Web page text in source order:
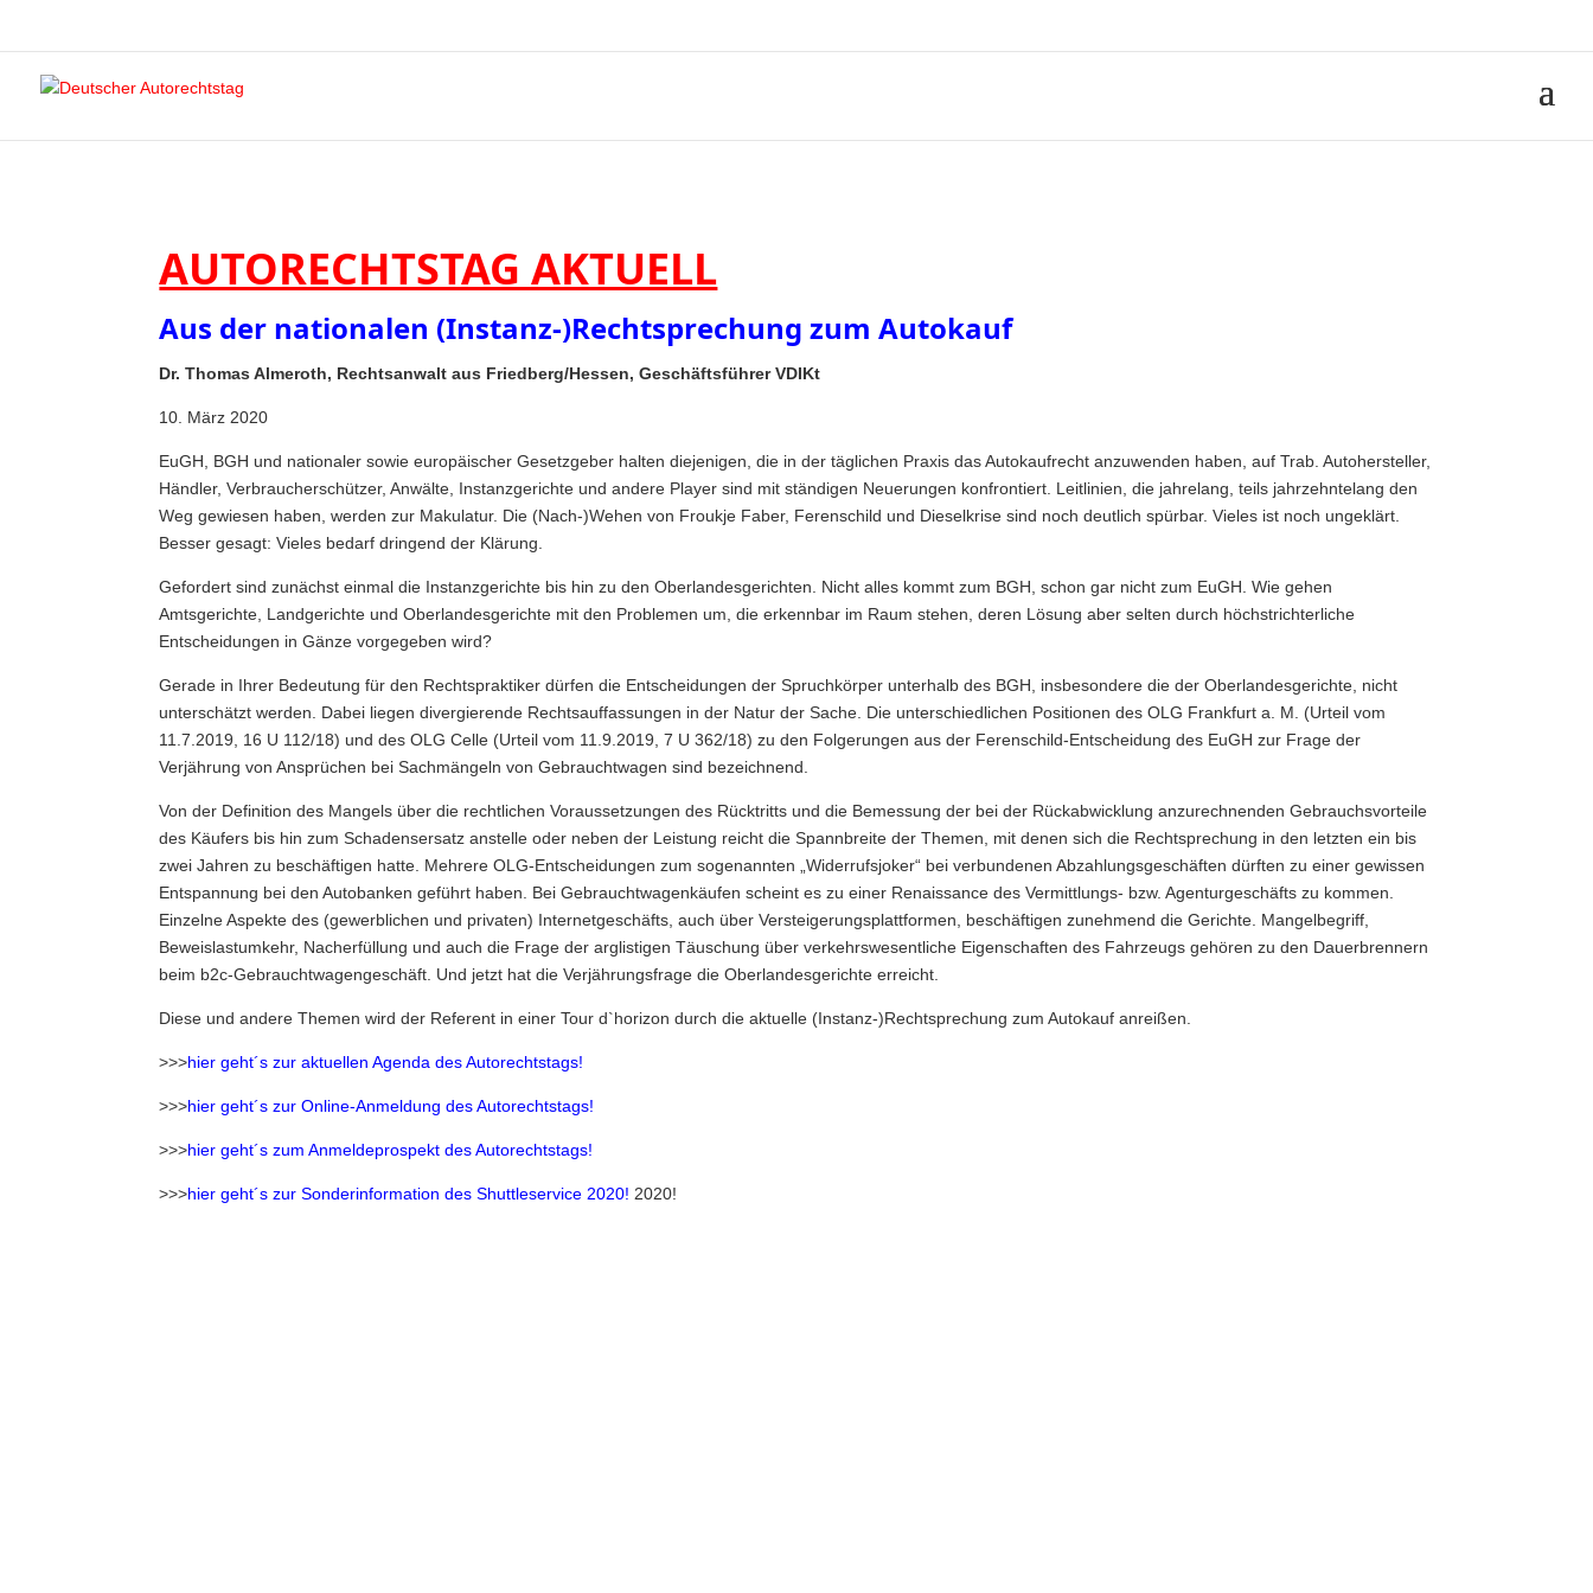
AUTORECHTSTAG AKTUELL
Aus der nationalen (Instanz-)Rechtsprechung zum Autokauf
Dr. Thomas Almeroth, Rechtsanwalt aus Friedberg/Hessen, Geschäftsführer VDIKt
10. März 2020
EuGH, BGH und nationaler sowie europäischer Gesetzgeber halten diejenigen, die in der täglichen Praxis das Autokaufrecht anzuwenden haben, auf Trab. Autohersteller,
Händler, Verbraucherschützer, Anwälte, Instanzgerichte und andere Player sind mit ständigen Neuerungen konfrontiert. Leitlinien, die jahrelang, teils jahrzehntelang den
Weg gewiesen haben, werden zur Makulatur. Die (Nach-)Wehen von Froukje Faber, Ferenschild und Dieselkrise sind noch deutlich spürbar. Vieles ist noch ungeklärt.
Besser gesagt: Vieles bedarf dringend der Klärung.
Gefordert sind zunächst einmal die Instanzgerichte bis hin zu den Oberlandesgerichten. Nicht alles kommt zum BGH, schon gar nicht zum EuGH. Wie gehen
Amtsgerichte, Landgerichte und Oberlandesgerichte mit den Problemen um, die erkennbar im Raum stehen, deren Lösung aber selten durch höchstrichterliche
Entscheidungen in Gänze vorgegeben wird?
Gerade in Ihrer Bedeutung für den Rechtspraktiker dürfen die Entscheidungen der Spruchkörper unterhalb des BGH, insbesondere die der Oberlandesgerichte, nicht
unterschätzt werden. Dabei liegen divergierende Rechtsauffassungen in der Natur der Sache. Die unterschiedlichen Positionen des OLG Frankfurt a. M. (Urteil vom
11.7.2019, 16 U 112/18) und des OLG Celle (Urteil vom 11.9.2019, 7 U 362/18) zu den Folgerungen aus der Ferenschild-Entscheidung des EuGH zur Frage der
Verjährung von Ansprüchen bei Sachmängeln von Gebrauchtwagen sind bezeichnend.
Von der Definition des Mangels über die rechtlichen Voraussetzungen des Rücktritts und die Bemessung der bei der Rückabwicklung anzurechnenden Gebrauchsvorteile
des Käufers bis hin zum Schadensersatz anstelle oder neben der Leistung reicht die Spannbreite der Themen, mit denen sich die Rechtsprechung in den letzten ein bis
zwei Jahren zu beschäftigen hatte. Mehrere OLG-Entscheidungen zum sogenannten „Widerrufsjoker“ bei verbundenen Abzahlungsgeschäften dürften zu einer gewissen
Entspannung bei den Autobanken geführt haben. Bei Gebrauchtwagenkäufen scheint es zu einer Renaissance des Vermittlungs- bzw. Agenturgeschäfts zu kommen.
Einzelne Aspekte des (gewerblichen und privaten) Internetgeschäfts, auch über Versteigerungsplattformen, beschäftigen zunehmend die Gerichte. Mangelbegriff,
Beweislastumkehr, Nacherfüllung und auch die Frage der arglistigen Täuschung über verkehrswesentliche Eigenschaften des Fahrzeugs gehören zu den Dauerbrennern
beim b2c-Gebrauchtwagengeschäft. Und jetzt hat die Verjährungsfrage die Oberlandesgerichte erreicht.
Diese und andere Themen wird der Referent in einer Tour d`horizon durch die aktuelle (Instanz-)Rechtsprechung zum Autokauf anreißen.
>>>hier geht´s zur aktuellen Agenda des Autorechtstags!
>>>hier geht´s zur Online-Anmeldung des Autorechtstags!
>>>hier geht´s zum Anmeldeprospekt des Autorechtstags!
>>>hier geht´s zur Sonderinformation des Shuttleservice 2020! 2020!